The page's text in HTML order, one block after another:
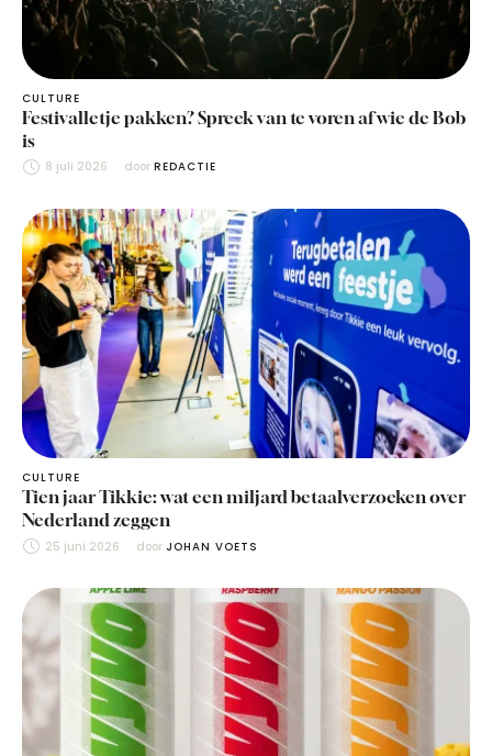
CULTURE
Festivalletje pakken? Spreek van te voren af wie de Bob
is
8 juli 2026 door REDACTIE
CULTURE
Tien jaar Tikkie: wat een miljard betaalverzoeken over
Nederland zeggen
25 juni 2026 door JOHAN VOETS